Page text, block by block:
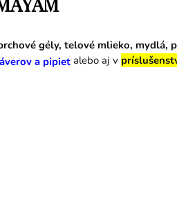
gély, telové mlieko, mydlá,
a pipiet alebo aj v